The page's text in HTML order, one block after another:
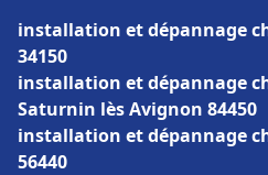
installation et dépannage
34150
installation et dépannage
Saturnin lès Avignon 84450
installation et dépannage
56440